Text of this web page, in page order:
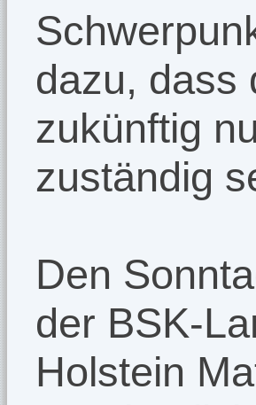
dazu, dass
zukünftig
zuständig
Den
der BSK-
Holstein